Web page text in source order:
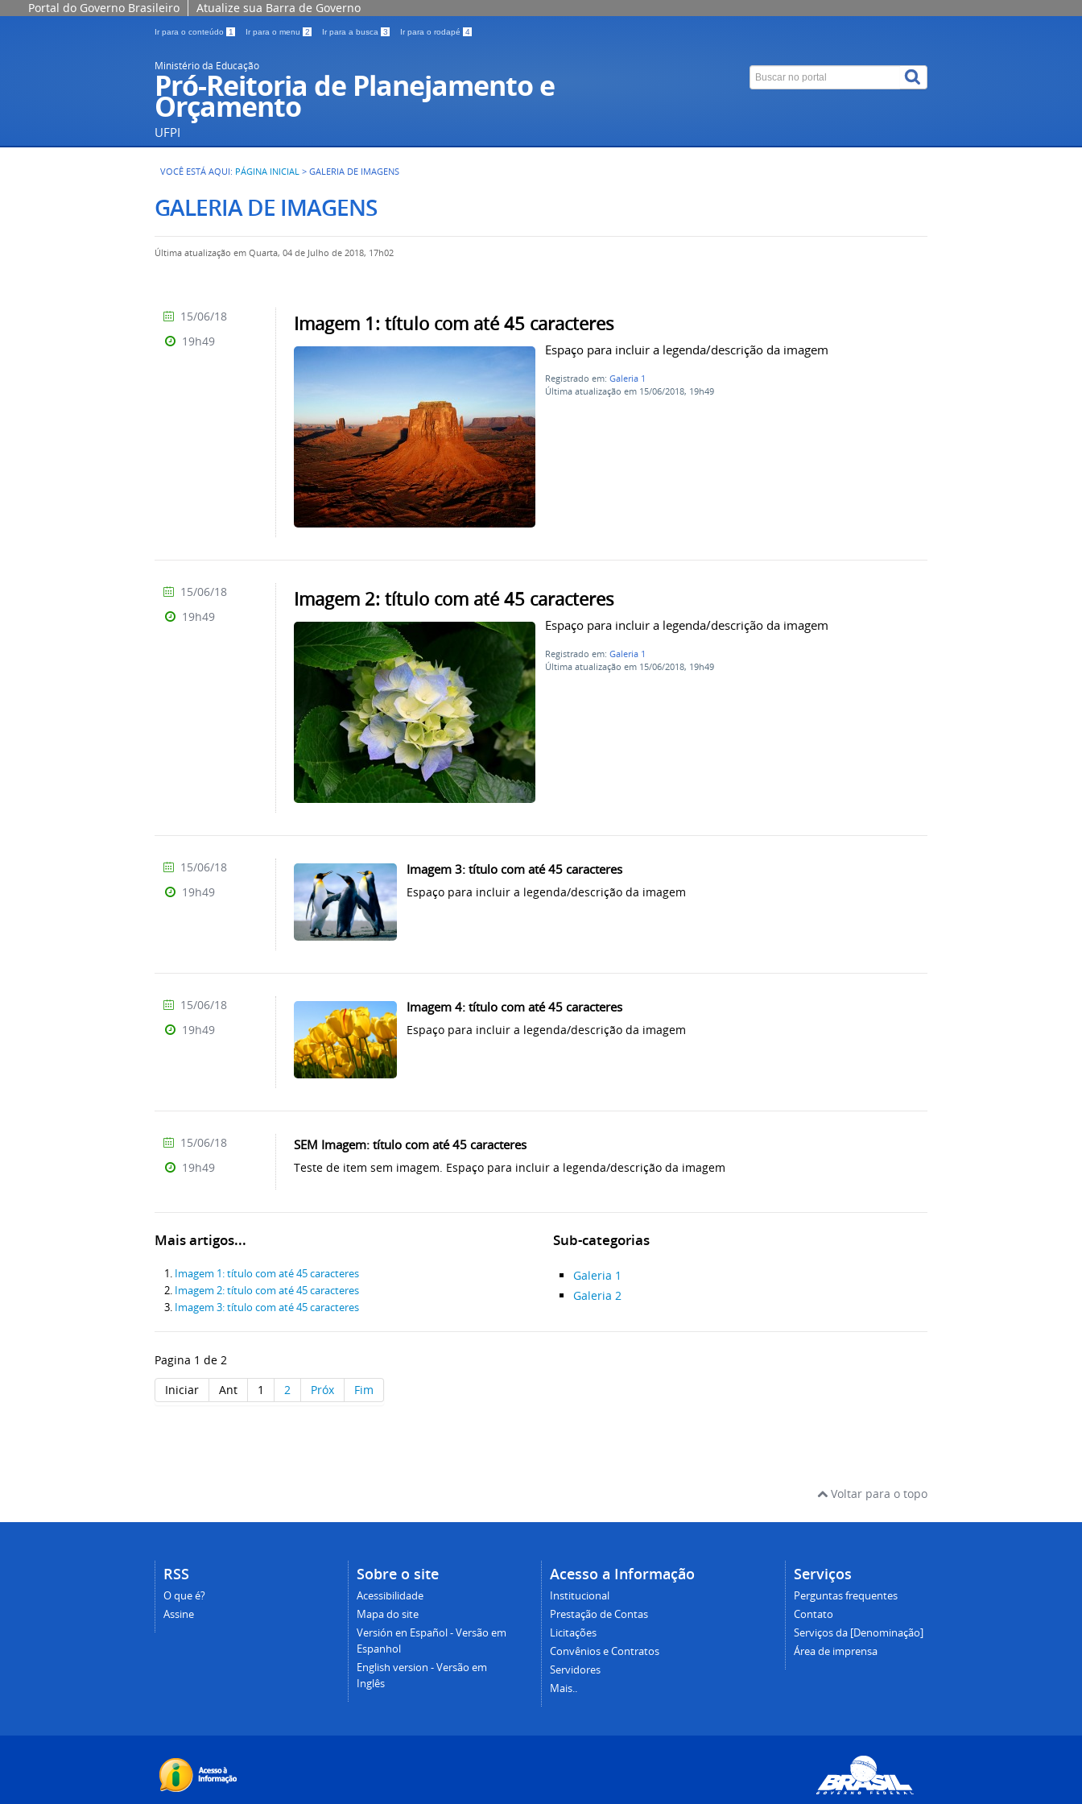
Portal do Governo Brasileiro Atualize sua Barra de Governo
Ir para o conteúdo 1 Ir para o menu 2 Ir para a busca 3 Ir para o rodapé 4
Ministério da Educação
Pró-Reitoria de Planejamento e
Orçamento
UFPI
VOCÊ ESTÁ AQUI: PÁGINA INICIAL > GALERIA DE IMAGENS
GALERIA DE IMAGENS
Última atualização em Quarta, 04 de Julho de 2018, 17h02
Imagem 1: título com até 45 caracteres
Espaço para incluir a legenda/descrição da imagem
Registrado em:Galeria 1
Última atualização em 15/06/2018, 19h49
15/06/18
19h49
Imagem 2: título com até 45 caracteres
Espaço para incluir a legenda/descrição da imagem
Registrado em:Galeria 1
Última atualização em 15/06/2018, 19h49
15/06/18
19h49
Imagem 3: título com até 45 caracteres
Espaço para incluir a legenda/descrição da imagem
15/06/18
19h49
Imagem 4: título com até 45 caracteres
Espaço para incluir a legenda/descrição da imagem
15/06/18
19h49
SEM Imagem: título com até 45 caracteres
Teste de item sem imagem. Espaço para incluir a legenda/descrição da imagem
15/06/18
19h49
Mais artigos...
Imagem 1: título com até 45 caracteres
Imagem 2: título com até 45 caracteres
Imagem 3: título com até 45 caracteres
Sub-categorias
Galeria 1
Galeria 2
Pagina 1 de 2
Iniciar
Ant 1 2 Próx Fim
Voltar para o topo
Serviços
Perguntas frequentes
Contato
Serviços da [Denominação]
Área de imprensa
RSS
O que é?
Assine
Sobre o site
Acessibilidade
Mapa do site
Versión en Español - Versão em
Espanhol
English version - Versão em
Inglês
Acesso a Informação
Institucional
Prestação de Contas
Licitações
Convênios e Contratos
Servidores
Mais..